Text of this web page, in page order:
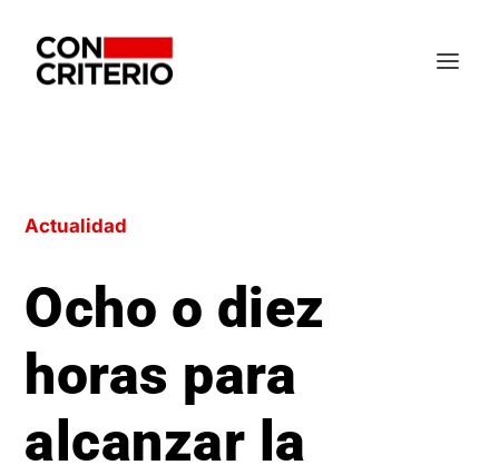
Actualidad
Ocho o diez
horas para
alcanzar la